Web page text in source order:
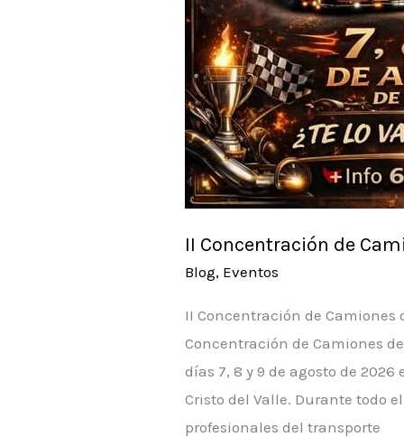
II Concentración de
Blog, Eventos
II Concentración de Camiones
Concentración de Camiones
días 7, 8 y 9 de agosto de
Cristo del Valle. Durante todo
profesionales del transporte